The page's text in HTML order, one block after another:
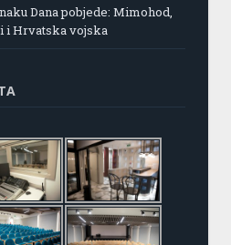
Dana pobjede: Mimohod,
i Hrvatska vojska